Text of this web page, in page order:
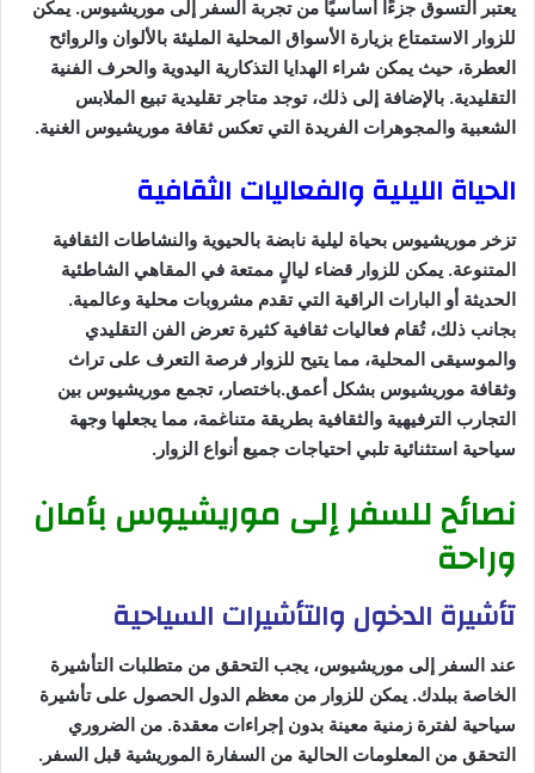
يعتبر التسوق جزءًا أساسيًا من تجربة السفر إلى موريشيوس. يمكن
للزوار الاستمتاع بزيارة الأسواق المحلية المليئة بالألوان والروائح
العطرة، حيث يمكن شراء الهدايا التذكارية اليدوية والحرف الفنية
التقليدية. بالإضافة إلى ذلك، توجد متاجر تقليدية تبيع الملابس
الشعبية والمجوهرات الفريدة التي تعكس ثقافة موريشيوس الغنية.
الحياة الليلية والفعاليات الثقافية
تزخر موريشيوس بحياة ليلية نابضة بالحيوية والنشاطات الثقافية
المتنوعة. يمكن للزوار قضاء ليالٍ ممتعة في المقاهي الشاطئية
الحديثة أو البارات الراقية التي تقدم مشروبات محلية وعالمية.
بجانب ذلك، تُقام فعاليات ثقافية كثيرة تعرض الفن التقليدي
والموسيقى المحلية، مما يتيح للزوار فرصة التعرف على تراث
وثقافة موريشيوس بشكل أعمق.باختصار، تجمع موريشيوس بين
التجارب الترفيهية والثقافية بطريقة متناغمة، مما يجعلها وجهة
سياحية استثنائية تلبي احتياجات جميع أنواع الزوار.
نصائح للسفر إلى موريشيوس بأمان
وراحة
تأشيرة الدخول والتأشيرات السياحية
عند السفر إلى موريشيوس، يجب التحقق من متطلبات التأشيرة
الخاصة ببلدك. يمكن للزوار من معظم الدول الحصول على تأشيرة
سياحية لفترة زمنية معينة بدون إجراءات معقدة. من الضروري
التحقق من المعلومات الحالية من السفارة الموريشية قبل السفر.